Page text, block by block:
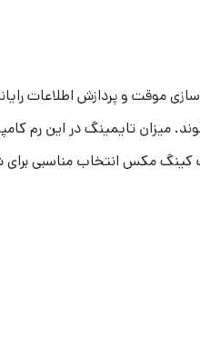
موقت و پردازش اطلاعات
کینگ مکس انتخاب مناسبی برای